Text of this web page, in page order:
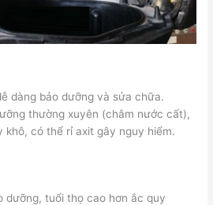
dàng bảo dưỡng và sửa chữa.
thường xuyên (châm nước cất),
khô, có thể rỉ axit gây nguy hiểm.
dưỡng, tuổi thọ cao hơn ắc quy